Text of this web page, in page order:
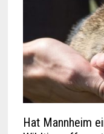
Hat Mannheim